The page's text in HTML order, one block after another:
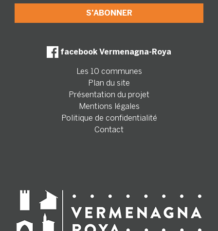
facebook Vermenagna-Roya
Les 10 communes
Plan du site
Présentation du projet
Mentions légales
Politique de confidentialité
Contact